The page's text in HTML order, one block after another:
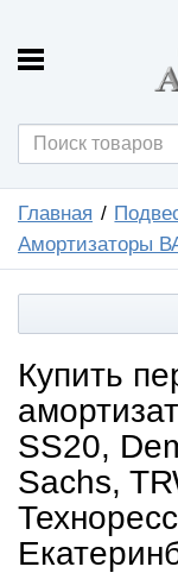
Главная
Амортизаторы
Купить
SS20,
Sachs,